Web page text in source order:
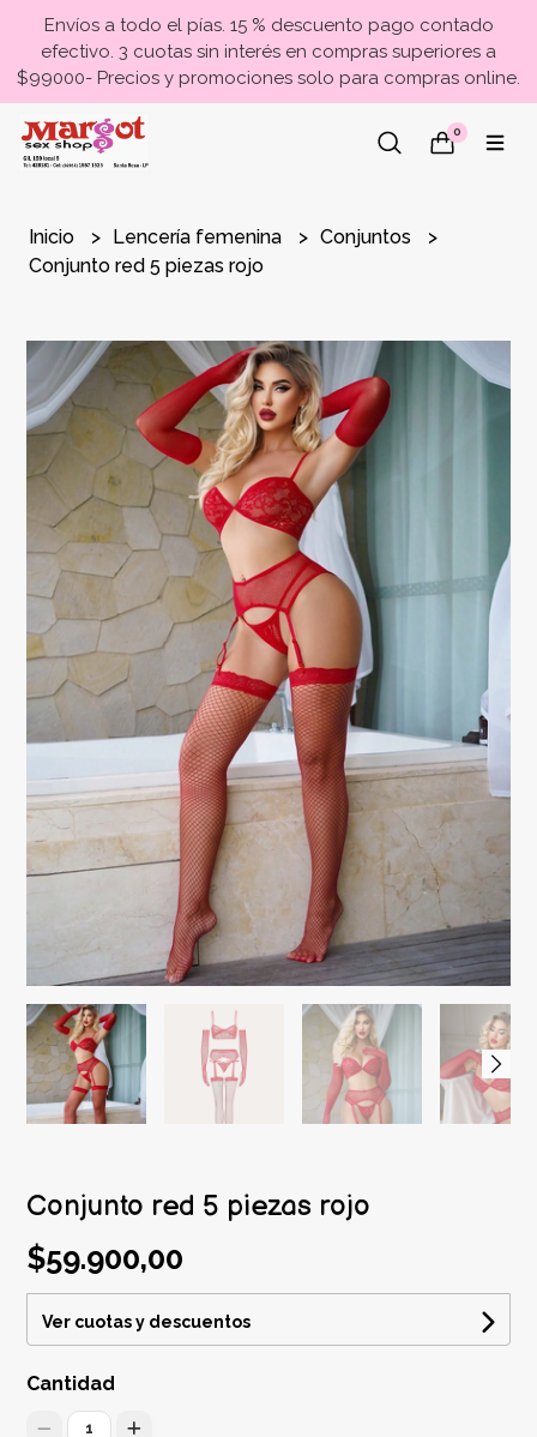
Envíos a todo el pías. 15 % descuento pago contado
efectivo. 3 cuotas sin interés en compras superiores a
$99000- Precios y promociones solo para compras online.
0
Inicio Lencería femenina
Conjuntos
Conjunto red 5 piezas rojo
Conjunto red 5 piezas rojo
$59.900,00
Ver cuotas y descuentos
Cantidad
1